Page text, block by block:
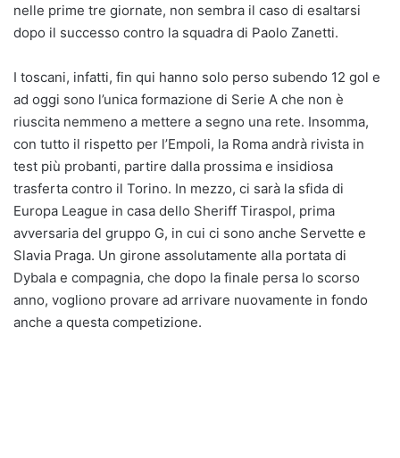
nelle prime tre giornate, non sembra il caso di esaltarsi
dopo il successo contro la squadra di Paolo Zanetti.
I toscani, infatti, fin qui hanno solo perso subendo 12 gol e
ad oggi sono l’unica formazione di Serie A che non è
riuscita nemmeno a mettere a segno una rete. Insomma,
con tutto il rispetto per l’Empoli, la Roma andrà rivista in
test più probanti, partire dalla prossima e insidiosa
trasferta contro il Torino. In mezzo, ci sarà la sfida di
Europa League in casa dello Sheriff Tiraspol, prima
avversaria del gruppo G, in cui ci sono anche Servette e
Slavia Praga. Un girone assolutamente alla portata di
Dybala e compagnia, che dopo la finale persa lo scorso
anno, vogliono provare ad arrivare nuovamente in fondo
anche a questa competizione.